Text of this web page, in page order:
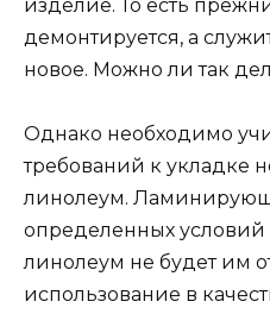
изделие. То есть
демонтируется, а
новое. Можно ли так
Однако необходимо
требований к укладке
линолеум.
определенных
линолеум не будет им
использование в